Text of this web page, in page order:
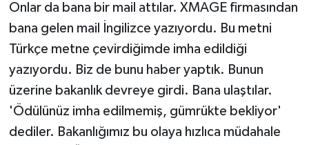
Onlar da bana bir mail attılar. XMAGE firmasından
bana gelen mail İngilizce yazıyordu. Bu metni
Türkçe metne çevirdiğimde imha edildiği
yazıyordu. Biz de bunu haber yaptık. Bunun
üzerine bakanlık devreye girdi. Bana ulaştılar.
'Ödülünüz imha edilmemiş, gümrükte bekliyor'
dediler. Bakanlığımız bu olaya hızlıca müdahale